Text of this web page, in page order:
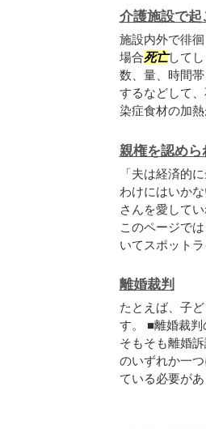
介護施設で
施設内外で徘
場合死亡して
数、量、時間
するなどして
染症食材の加
親権を認めら
「夫は経済的
わけにはいか
さんを愛して
このページで
いてスポット
離婚裁判
たとえば、子
す。 ■離婚裁判
そもそも離婚
のいずれか一
ている必要が